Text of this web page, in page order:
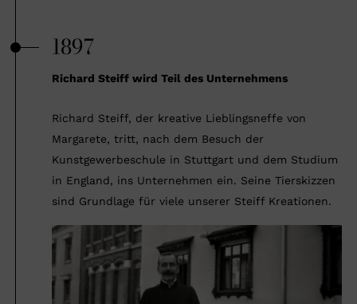
1897
Richard Steiff wird Teil des Unternehmens
Richard Steiff, der kreative Lieblingsneffe von
Margarete, tritt, nach dem Besuch der
Kunstgewerbeschule in Stuttgart und dem Studium
in England, ins Unternehmen ein. Seine Tierskizzen
sind Grundlage für viele unserer Steiff Kreationen.